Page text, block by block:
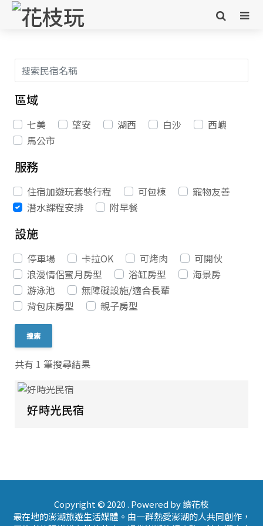
區域
七美 望安 湖西 白沙
西嶼
馬公市
服務
住宿加遊玩套裝行程 可包棟
寵物友善
潛水課程安排
附早餐
設施
停車場 卡拉OK 可烤肉
可開伙
浪漫情侶蜜月房型
浴缸房型
海景房
游泳池
無障礙設施/適合長輩
背包床房型
親子房型
共有 1 筆搜尋結果
好時光民宿
Copyright © 2020 . Powered by 讀花枝
最在地的澎湖旅遊生活媒體。由一群熱愛澎湖的人共同創作，